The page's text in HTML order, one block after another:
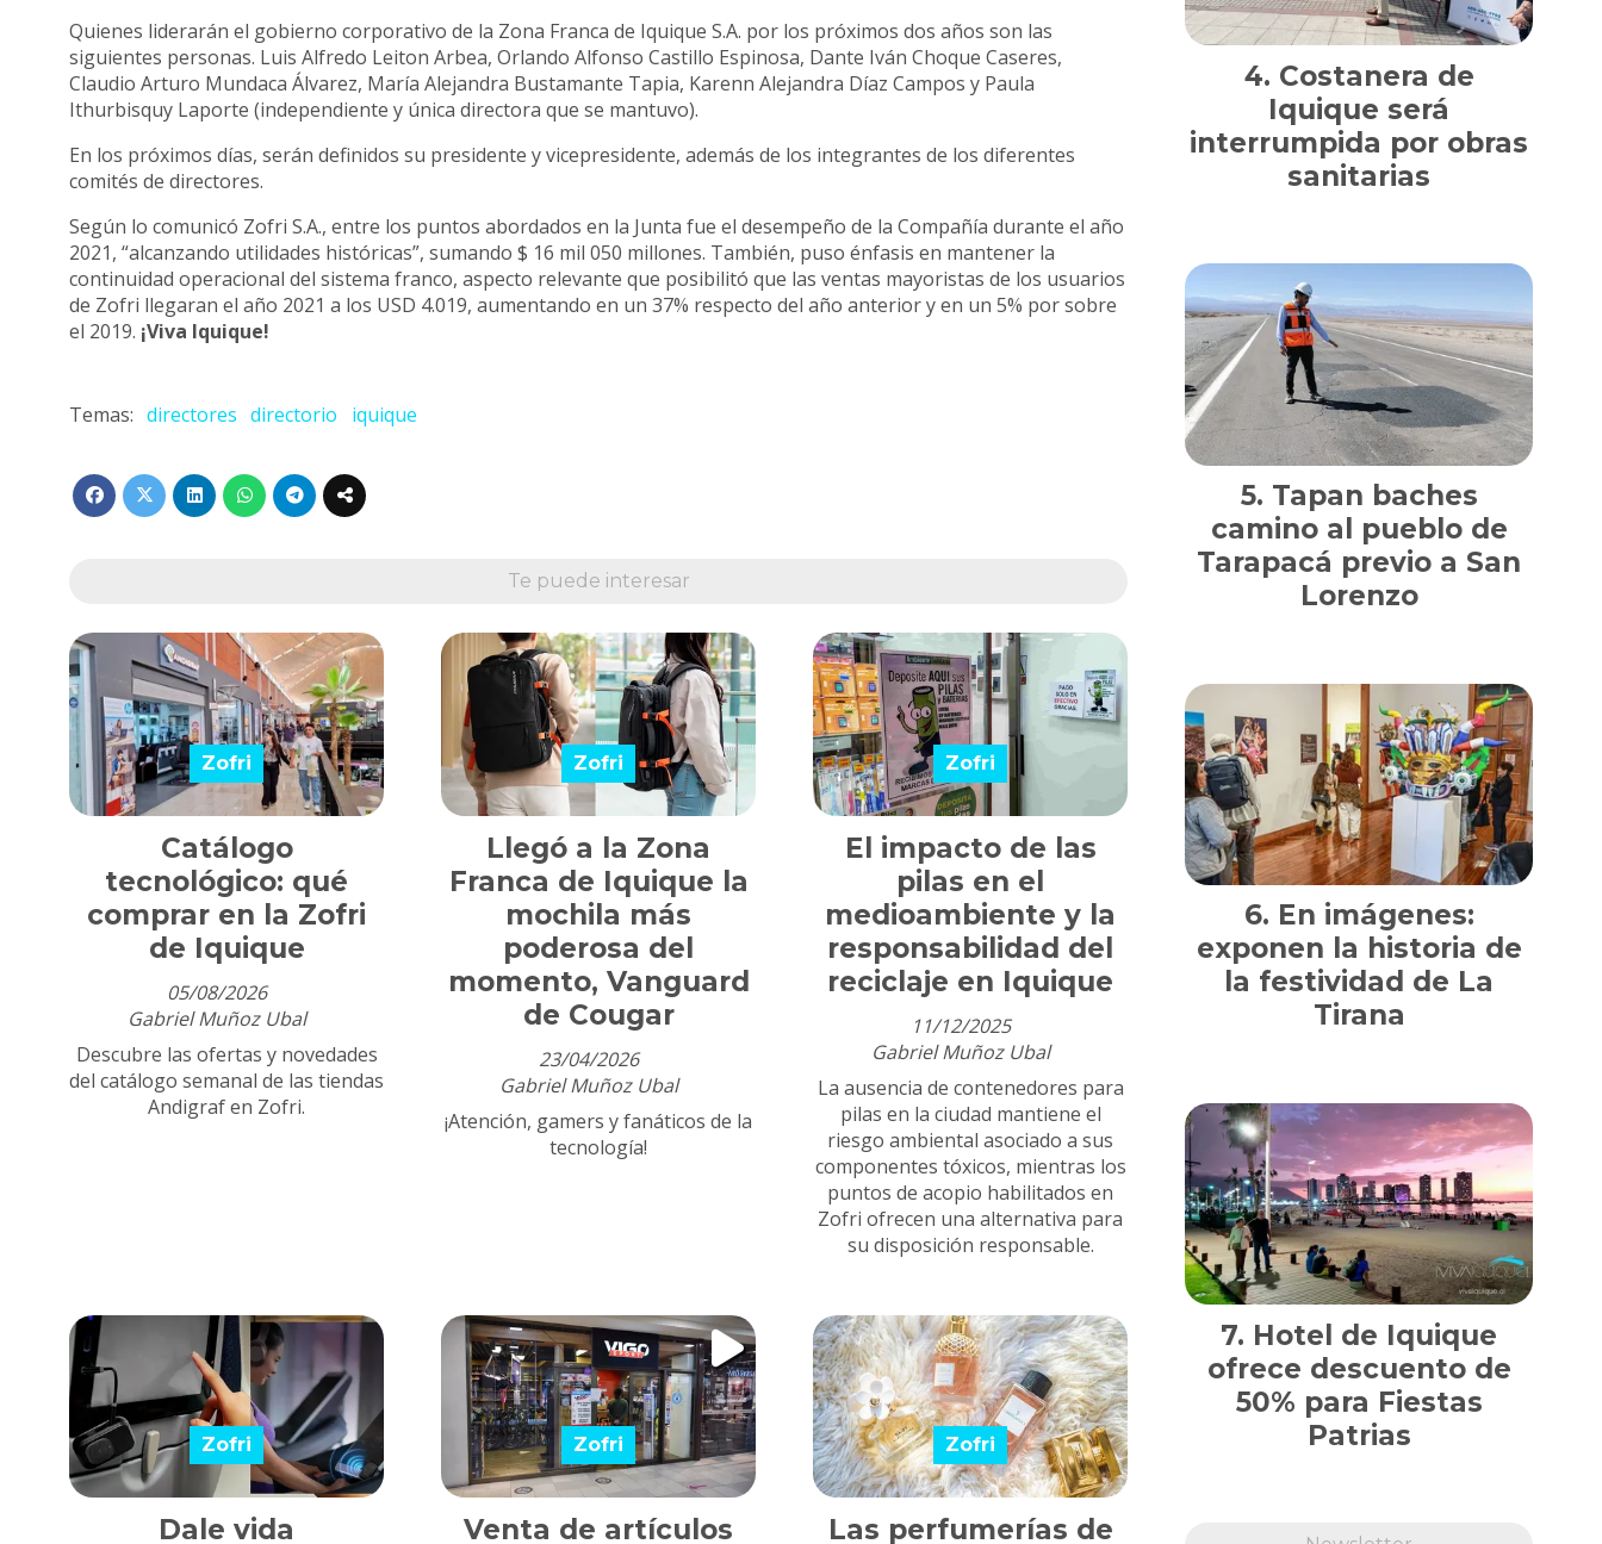
Quienes liderarán el gobierno corporativo de la Zona Franca de Iquique S.A. por los próximos dos años son las
siguientes personas. Luis Alfredo Leiton Arbea, Orlando Alfonso Castillo Espinosa, Dante Iván Choque Caseres,
Claudio Arturo Mundaca Álvarez, María Alejandra Bustamante Tapia, Karenn Alejandra Díaz Campos y Paula
Ithurbisquy Laporte (independiente y única directora que se mantuvo).
En los próximos días, serán definidos su presidente y vicepresidente, además de los integrantes de los diferentes
comités de directores.
Según lo comunicó Zofri S.A., entre los puntos abordados en la Junta fue el desempeño de la Compañía durante el año
2021, “alcanzando utilidades históricas”, sumando $ 16 mil 050 millones. También, puso énfasis en mantener la
continuidad operacional del sistema franco, aspecto relevante que posibilitó que las ventas mayoristas de los usuarios
de Zofri llegaran el año 2021 a los USD 4.019, aumentando en un 37% respecto del año anterior y en un 5% por sobre
el 2019. ¡Viva Iquique!
directores directorio iquique
Te puede interesar
Catálogo
tecnológico: qué
comprar en la Zofri
de Iquique
Gabriel Muñoz Ubal
Zofri
05/08/2026
Descubre las ofertas y novedades
del catálogo semanal de las tiendas
Andigraf en Zofri.
Llegó a la Zona
Franca de Iquique la
mochila más
poderosa del
momento, Vanguard
de Cougar
Gabriel Muñoz Ubal
Zofri
23/04/2026
¡Atención, gamers y fanáticos de la
tecnología!
El impacto de las
pilas en el
medioambiente y la
responsabilidad del
reciclaje en Iquique
Gabriel Muñoz Ubal
Zofri
11/12/2025
La ausencia de contenedores para
pilas en la ciudad mantiene el
riesgo ambiental asociado a sus
componentes tóxicos, mientras los
puntos de acopio habilitados en
Zofri ofrecen una alternativa para
su disposición responsable.
Dale vida
Zofri
Venta de artículos
Zofri
Las perfumerías de
Zofri
Costanera de
Iquique será
interrumpida por obras
sanitarias
Tapan baches
camino al pueblo de
Tarapacá previo a San
Lorenzo
En imágenes:
exponen la historia de
la festividad de La
Tirana
Hotel de Iquique
ofrece descuento de
50% para Fiestas
Patrias